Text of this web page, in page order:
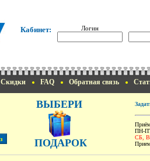
Кабинет: Логин
Скидки FAQ Обратная связь
ВЫБЕРИ
ПОДАРОК
ПН-
СБ,